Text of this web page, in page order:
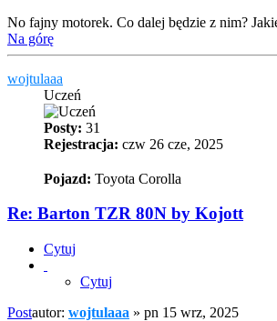
No fajny motorek. Co dalej będzie z nim?
Na górę
wojtulaaa
Uczeń
Posty: 31
Rejestracja: czw 26 cze, 2025
Pojazd: Toyota Corolla
Re: Barton TZR 80N by Kojott
Cytuj
Cytuj
Postautor: wojtulaaa » pn 15 wrz, 2025